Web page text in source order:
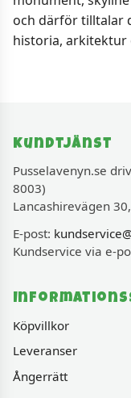
och därför tilltalar
historia, arkitektur
Kundtjänst
Pusselavenyn.se
8003)
Lancashirevägen
E-post:
Kundservice via e-
Köpvillkor
Leveranser
Ångerrätt